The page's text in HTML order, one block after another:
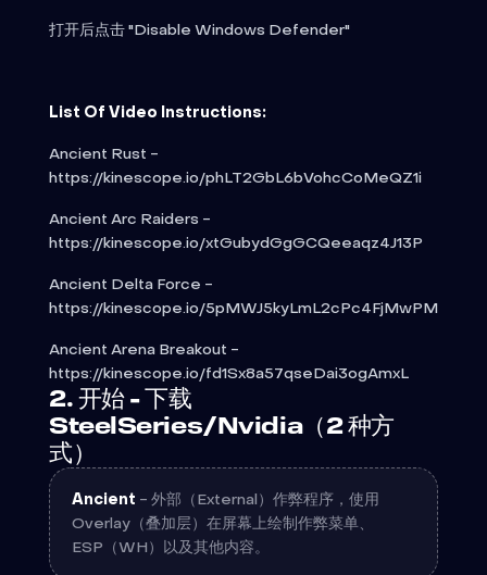
打开后点击 "Disable Windows Defender"
List Of Video Instructions:
Ancient Rust -
https://kinescope.io/phLT2GbL6bVohcCoMeQZ1i
Ancient Arc Raiders -
https://kinescope.io/xtGubydGgGCQeeaqz4J13P
Ancient Delta Force -
https://kinescope.io/5pMWJ5kyLmL2cPc4FjMwPM
Ancient Arena Breakout -
https://kinescope.io/fd1Sx8a57qseDai3ogAmxL
2. 开始 - 下载
SteelSeries/Nvidia（2 种方
式）
Ancient - 外部（External）作弊程序，使用
Overlay（叠加层）在屏幕上绘制作弊菜单、
ESP（WH）以及其他内容。